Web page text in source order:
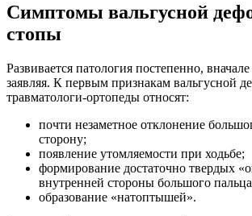
Симптомы вальгусной
стопы
Развивается патология постепенно,
заявляя. К первым признакам вальгусной
травматологи-ортопеды относят:
почти незаметное отклонение
сторону;
появление утомляемости при ходьбе;
формирование достаточно твердых
внутренней стороны большого
образование «натоптышей».